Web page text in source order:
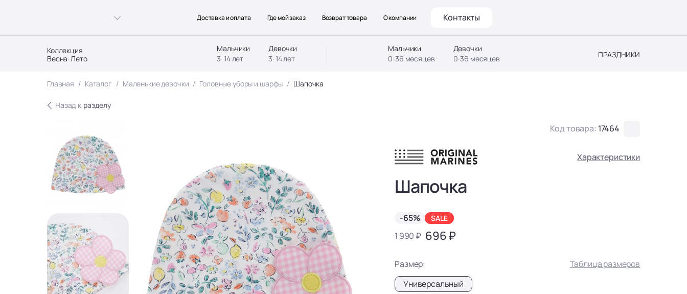
Коллекция
Весна-Лето
Мальчики
3-14 лет
Девочки
3-14 лет
Мальчики
0-36 месяцев
Девочки
0-36 месяцев
ПРАЗДНИКИ
Доставка и оплата Где мой заказ Возврат товара О компании Контакты
Главная Каталог Маленькие девочки Головные уборы и шарфы Шапочка
Назад к разделу
Код товара: 17464
Характеристики
Шапочка
-65% SALE
1 990 ₽ 696 ₽
Размер:
Таблица размеров
Универсальный